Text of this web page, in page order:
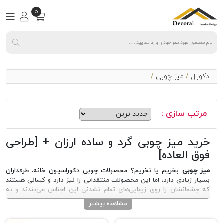
0
دکورال / میز چوبی /
مرتب سازی :
خرید میز چوبی گرد و ساده ارزان + [طراحی
فوق العاده]
میز چوبی بخریم یا نخریم؟ محصولات چوبی دکوراسیون خانه، طرفداران
بسیار زیادی دارد؛ اما این محصولات منتقدانی را نیز دارد و کسانی هستند
که چشمانشان را روی زیبایی‌های تمام نشدنی این اجناس می‌بندند و به
دنبال سایر محصولات می‌روند.میز چوبیبه دلیل اینکه خیلی راحت با سایر
وسایل خانه ست می‌شود و از این گذشته یک زیبایی بسیار خاصی به خانه
مشاهده بیشتر